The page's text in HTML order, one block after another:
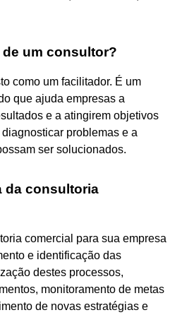
um consultor?
como um facilitador. É um
que ajuda empresas a
e a atingirem objetivos
problemas e a
ser solucionados.
da consultoria
comercial para sua empresa
e identificação das
destes processos,
monitoramento de metas
de novas estratégias e